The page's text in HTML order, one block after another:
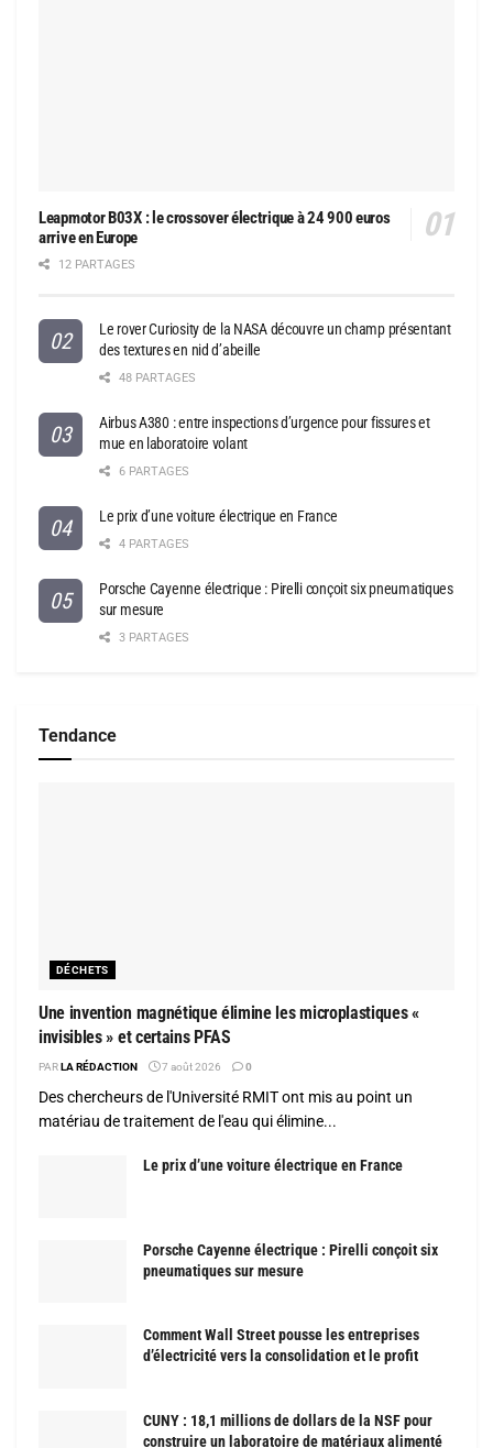
Leapmotor B03X : le crossover électrique à 24 900 euros
arrive en Europe
12 PARTAGES
Le rover Curiosity de la NASA découvre un champ présentant
des textures en nid d’abeille
48 PARTAGES
Airbus A380 : entre inspections d’urgence pour fissures et
mue en laboratoire volant
6 PARTAGES
Le prix d’une voiture électrique en France
4 PARTAGES
Porsche Cayenne électrique : Pirelli conçoit six pneumatiques
sur mesure
3 PARTAGES
Tendance
DÉCHETS
Une invention magnétique élimine les microplastiques «
invisibles » et certains PFAS
PARLA RÉDACTION 7 août 2026 0
Des chercheurs de l'Université RMIT ont mis au point un
matériau de traitement de l'eau qui élimine...
Le prix d’une voiture électrique en France
Porsche Cayenne électrique : Pirelli conçoit six
pneumatiques sur mesure
Comment Wall Street pousse les entreprises
d’électricité vers la consolidation et le profit
CUNY : 18,1 millions de dollars de la NSF pour
construire un laboratoire de matériaux alimenté